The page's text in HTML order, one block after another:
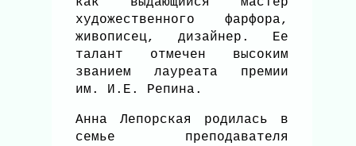
художественного фарфора,
живописец, дизайнер. Ее
талант отмечен высоким
званием лауреата премии
им. И.Е. Репина.
Анна Лепорская родилась в
семье преподавателя